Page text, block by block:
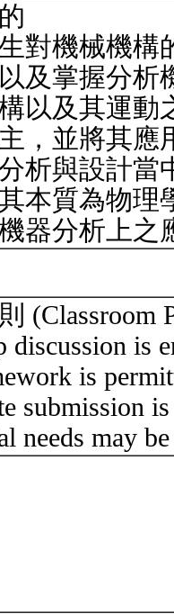
對機械機構
及掌握分析
以及其運動
，並將其應
析與設計當
本質為物理
器分析上之
(Classroom
discussion is
is
submission
needs may